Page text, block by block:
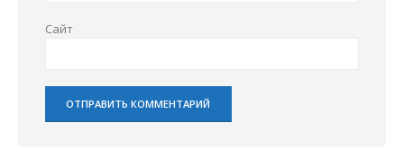
Сайт